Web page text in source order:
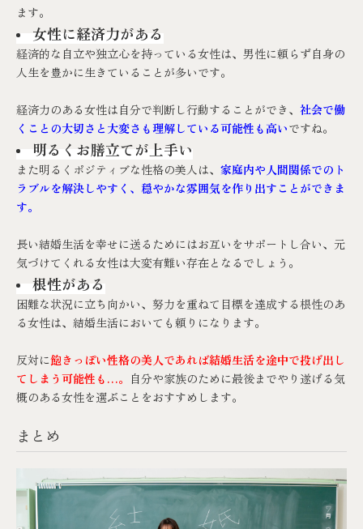
ます。
女性に経済力がある
経済的な自立や独立心を持っている女性は、男性に頼らず自身の
人生を豊かに生きていることが多いです。
経済力のある女性は自分で判断し行動することができ、 社会で働
くことの大切さと大変さも理解している可能性も高いですね。
明るくお膳立てが上手い
また明るくポジティブな性格の美人は、 家庭内や人間関係でのト
ラブルを解決しやすく、穏やかな雰囲気を作り出すことができま
す。
長い結婚生活を幸せに送るためにはお互いをサポートし合い、元
気づけてくれる女性は大変有難い存在となるでしょう。
根性がある
困難な状況に立ち向かい、努力を重ねて目標を達成する根性のあ
る女性は、結婚生活においても頼りになります。
反対に飽きっぽい性格の美人であれば結婚生活を途中で投げ出し
てしまう可能性も…。 自分や家族のために最後までやり遂げる気
概のある女性を選ぶことをおすすめします。
まとめ